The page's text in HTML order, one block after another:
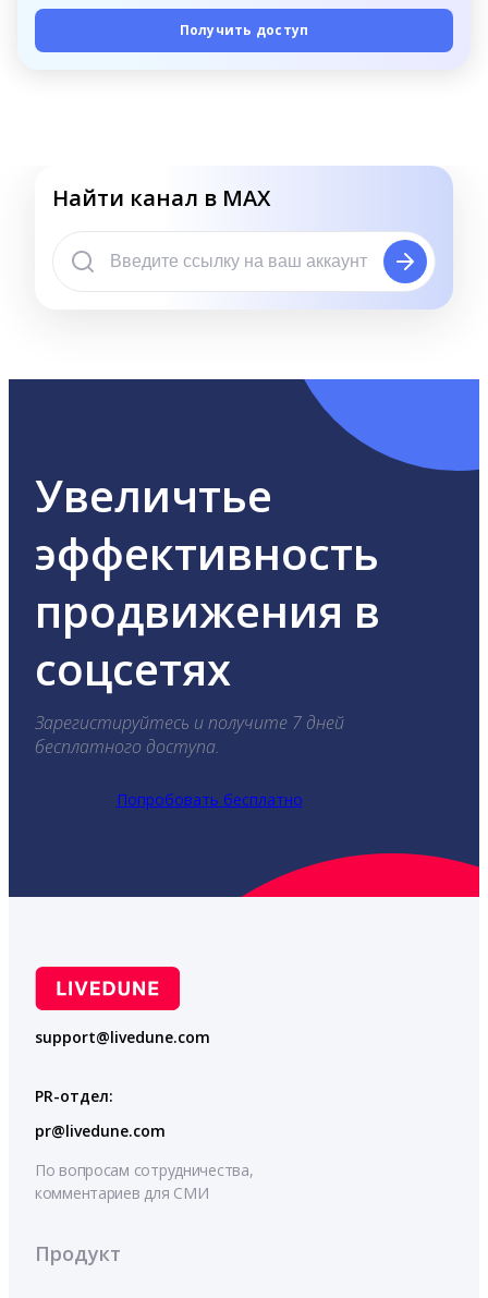
Получить доступ
Найти канал в MAX
Увеличтье
эффективность
продвижения в
соцсетях
Зарегистируйтесь и получите 7 дней
бесплатного доступа.
Попробовать бесплатно
support@livedune.com
PR-отдел:
pr@livedune.com
По вопросам сотрудничества,
комментариев для СМИ
Продукт